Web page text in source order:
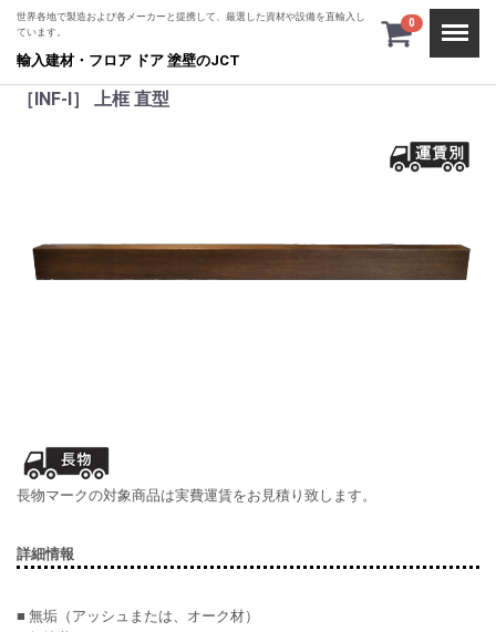
世界各地で製造および各メーカーと提携して、厳選した資材や設備を直輸入し
ています。
輸入建材・フロア ドア 塗壁のJCT
0
［INF-I］ 上框 直型
長物マークの対象商品は実費運賃をお見積り致します。
詳細情報
■ 無垢（アッシュまたは、オーク材）